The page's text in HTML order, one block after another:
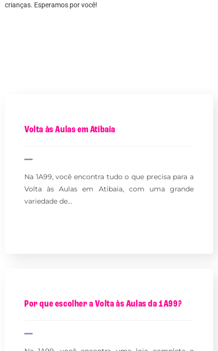
crianças. Esperamos por você!
Volta às Aulas em Atibaia
Na 1A99, você encontra tudo o que precisa para a
Volta às Aulas em Atibaia, com uma grande
variedade de…
Por que escolher a Volta às Aulas da 1A99?